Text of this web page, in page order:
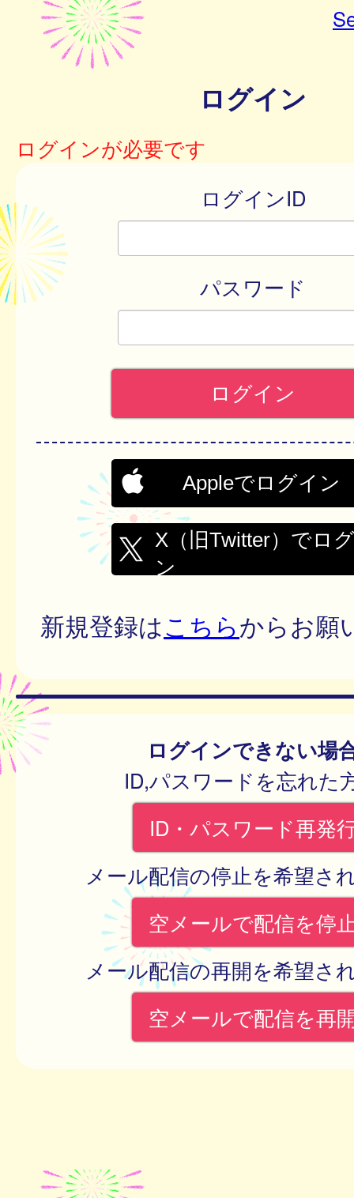
ログイン
ログインが必要です
ログインID
パスワード
Appleでログイン
X（旧Twitter）でロ
ン
新規登録はこちらからお願
ログインできない場
ID,パスワードを忘れた
ID・パスワード再発
メール配信の停止を希望さ
空メールで配信を停
メール配信の再開を希望さ
空メールで配信を再